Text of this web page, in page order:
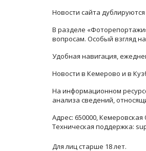
Новости сайта
В разделе
вопросам. Особый взгляд
Удобная навигация,
Новости в Кемерово и в
На информационном
анализа сведений,
Адрес: 650000, Кемеровская
Техническая поддержка:
Для лиц старше 18 лет.